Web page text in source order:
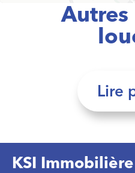
Autres
Lire
KSI Immobilière